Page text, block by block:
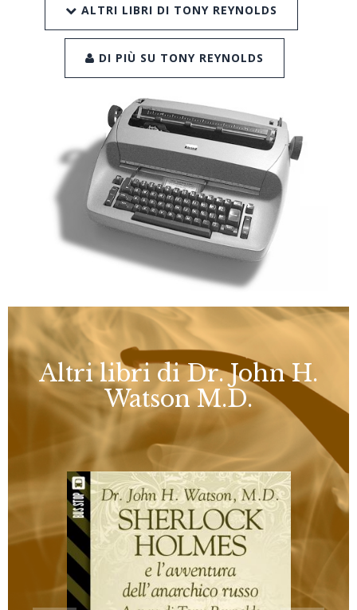
ALTRI LIBRI DI TONY REYNOLDS
DI PIÙ SU TONY REYNOLDS
Altri libri di Dr. John H.
Watson M.D.